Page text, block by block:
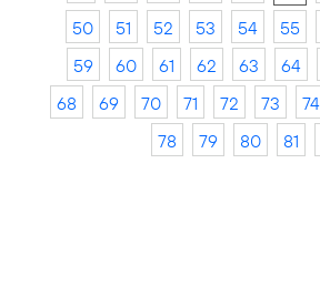
50
51 52 53 54 55
59
60 61 62 63 64
68
69 70 71 72 73 74
78
79 80 81